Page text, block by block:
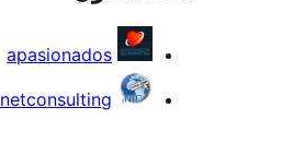
apasionados
netconsulting